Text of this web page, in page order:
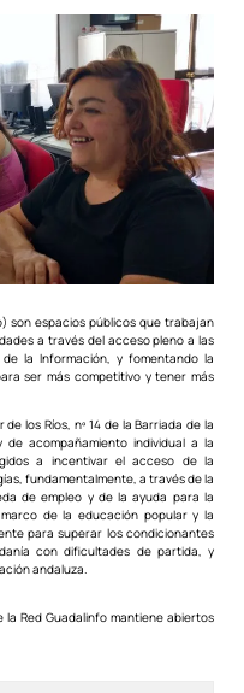
son espacios públicos que trabajan
a través del acceso pleno a las
la Información, y fomentando la
ser más competitivo y tener más
los Ríos, nº 14 de la Barriada de la
acompañamiento individual a la
a incentivar el acceso de la
fundamentalmente, a través de la
de empleo y de la ayuda para la
de la educación popular y la
para superar los condicionantes
con dificultades de partida, y
andaluza.
Red Guadalinfo mantiene abiertos